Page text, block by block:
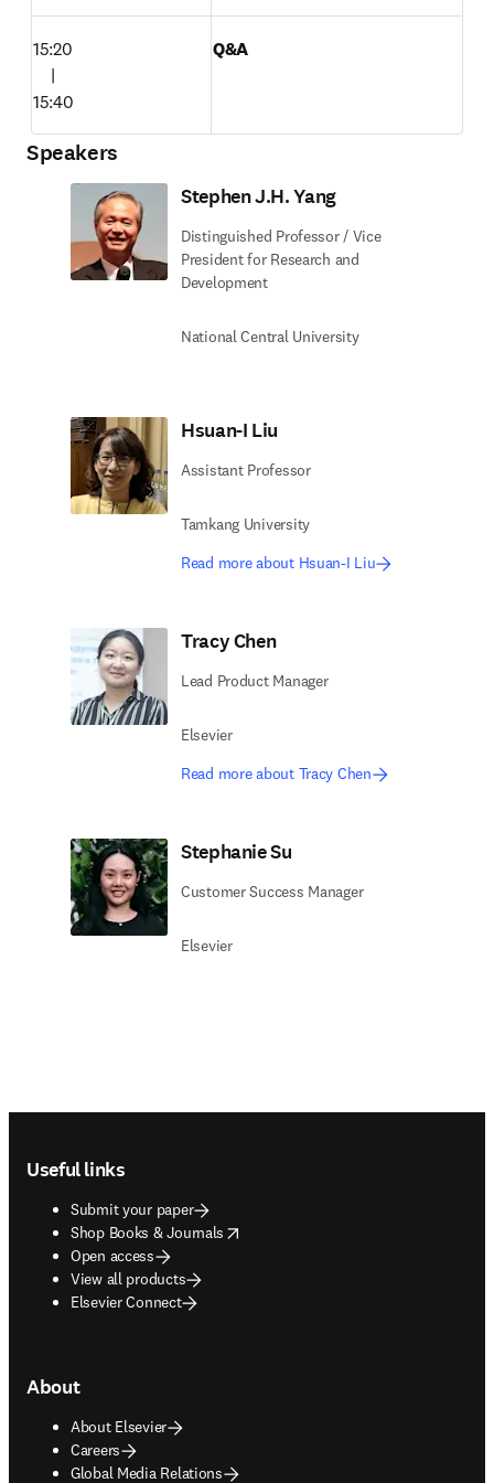
15:20
|
15:40
Q&A
Speakers
Stephen J.H. Yang
Distinguished Professor / Vice
President for Research and
Development
National Central University
Hsuan-I Liu
Assistant Professor
Tamkang University
Read more about Hsuan-I Liu
Tracy Chen
Lead Product Manager
Elsevier
Read more about Tracy Chen
Stephanie Su
Customer Success Manager
Elsevier
Useful links
Submit your paper
Shop Books & Journals
opens in new tab/window
Open access
View all products
Elsevier Connect
About
About Elsevier
Careers
Global Media Relations